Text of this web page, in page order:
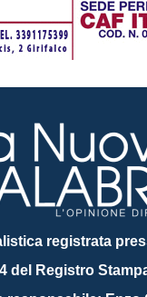
registrata
del Registro